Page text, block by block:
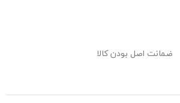
ضمانت اصل بودن کالا